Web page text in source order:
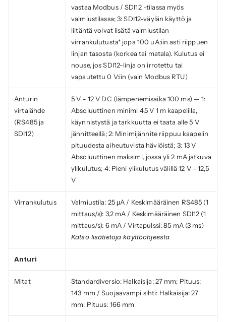
vastaa Modbus / SDI12 -tilassa myös
valmiustilassa; 3: SDI12-väylän käyttö ja
liitäntä voivat lisätä valmiustilan
virrankulutusta* jopa 100 uA:iin asti riippuen
linjan tasosta (korkea tai matala). Kulutus ei
nouse, jos SDI12-linja on irrotettu tai
vapautettu 0 V:iin (vain Modbus RTU)
Anturin
virtalähde
(RS485 ja
SDI12)
5 V - 12 V DC (lämpenemisaika 100 ms) — 1:
Absoluuttinen minimi 4,5 V 1 m kaapelilla,
käynnistystä ja tarkkuutta ei taata alle 5 V
jännitteellä; 2: Minimijännite riippuu kaapelin
pituudesta aiheutuvista häviöistä; 3: 13 V
Absoluuttinen maksimi, jossa yli 2 mA jatkuva
ylikulutus; 4: Pieni ylikulutus välillä 12 V - 12,5
V
Virrankulutus
Valmiustila: 25 µA / Keskimääräinen RS485 (1
mittaus/s): 3,2 mA / Keskimääräinen SDI12 (1
Katso lisätietoja käyttöohjeesta
Anturi
Mitat
Standardiversio: Halkaisija: 27 mm; Pituus:
143 mm / Suojaavampi sihti: Halkaisija: 27
mm; Pituus: 166 mm